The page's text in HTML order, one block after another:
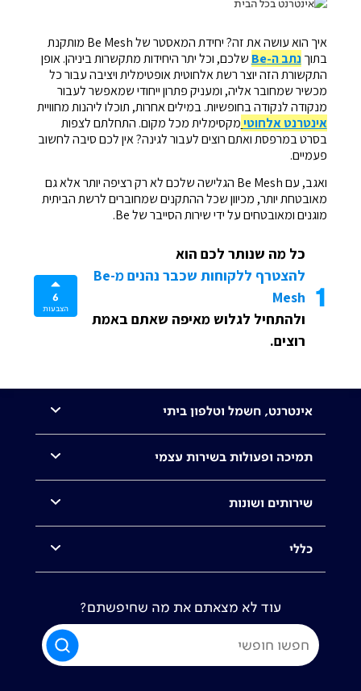
איך הוא עושה את זה? יחידת המאסטר של Be Mesh מותקנת
בתוךנתב ה-Be
שלכם, וכל יתר היחידות מתקשרות ביניהן. אופן
התקשורת הזה יוצר רשת אלחוטית אופטימלית ויציבה עבור כל
מכשיר שמחובר אליה, ומעניק פתרון ייחודי שמאפשר לעבור
מנקודה לנקודה בחופשיות. במילים אחרות, תוכלו ליהנות מחוויית
אינטרנט אלחוטימקסימלית מכל מקום. התחלתם לצפות
בסרט במרפסת ואתם רוצים לעבור לגינה? אין לכם סיבה לחשוב
פעמיים.
ואגב, עם Be Mesh הגלישה שלכם לא רק רציפה יותר אלא גם
מאובטחת יותר, מכיוון שכל ההתקנים שמחוברים לרשת הביתית
מוגנים ומאובטחים על ידי שירות הסייבר של Be.
1
כל מה שנותר לכם הוא
להצטרף ללקוחות שכבר נהנים מ-Be
Mesh
ולהתחיל לגלוש מאיפה שאתם באמת
רוצים.
6
הצבעות
אינטרנט, חשמל וטלפון ביתי
תמיכה ופעולות בשירות עצמי
שירותים ושונות
כללי
עוד לא מצאתם את מה שחיפשתם?